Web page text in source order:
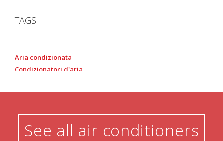
TAGS
Aria condizionata
Condizionatori d'aria
See all air conditioners